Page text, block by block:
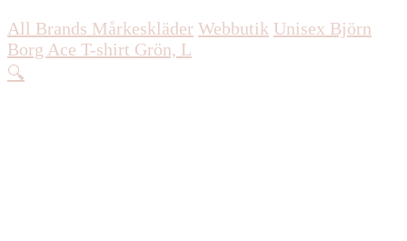
All Brands Mårkeskläder Webbutik Unisex Björn
Borg Ace T-shirt Grön, L
🔍